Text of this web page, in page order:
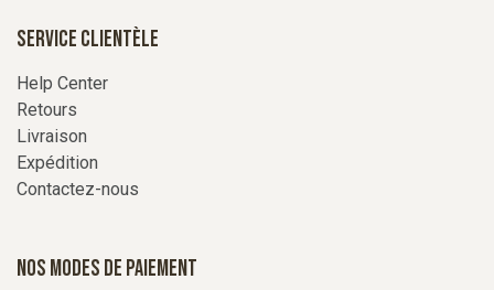
Service Clientèle
Help Center
Retours
Livraison
Expédition
Contactez-nous
Nos modes de paiement